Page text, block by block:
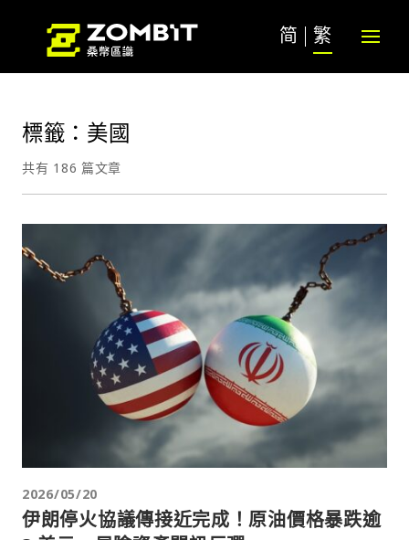
简 繁
標籤：美國
共有 186 篇文章
2026/05/20
伊朗停火協議傳接近完成！原油價格暴跌逾